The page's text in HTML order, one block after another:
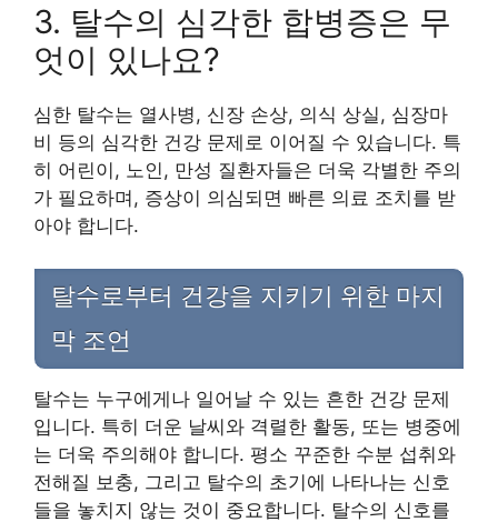
3. 탈수의 심각한 합병증은 무
엇이 있나요?
심한 탈수는 열사병, 신장 손상, 의식 상실, 심장마
비 등의 심각한 건강 문제로 이어질 수 있습니다. 특
히 어린이, 노인, 만성 질환자들은 더욱 각별한 주의
가 필요하며, 증상이 의심되면 빠른 의료 조치를 받
아야 합니다.
탈수로부터 건강을 지키기 위한 마지
막 조언
탈수는 누구에게나 일어날 수 있는 흔한 건강 문제
입니다. 특히 더운 날씨와 격렬한 활동, 또는 병중에
는 더욱 주의해야 합니다. 평소 꾸준한 수분 섭취와
전해질 보충, 그리고 탈수의 초기에 나타나는 신호
들을 놓치지 않는 것이 중요합니다. 탈수의 신호를